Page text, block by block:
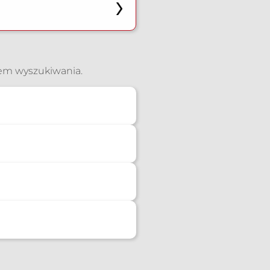
wyszukiwania.